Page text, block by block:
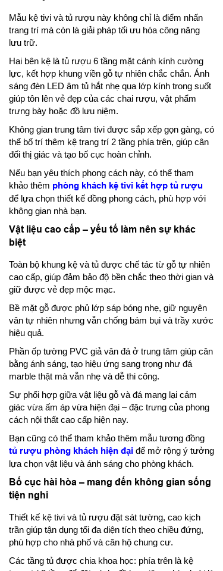
Mẫu kệ tivi và tủ rượu này không chỉ là điểm nhấn
trang trí mà còn là giải pháp tối ưu hóa công năng
lưu trữ.
Hai bên kệ là tủ rượu 6 tầng mặt cánh kính cường
lực, kết hợp khung viền gỗ tự nhiên chắc chắn. Ánh
sáng đèn LED âm tủ hắt nhẹ qua lớp kính trong suốt
giúp tôn lên vẻ đẹp của các chai rượu, vật phẩm
trưng bày hoặc đồ lưu niệm.
Không gian trung tâm tivi được sắp xếp gọn gàng, có
thể bố trí thêm kệ trang trí 2 tầng phía trên, giúp cân
đối thị giác và tạo bố cục hoàn chỉnh.
Nếu bạn yêu thích phong cách này, có thể tham
khảo thêm phòng khách kệ tivi kết hợp tủ rượu
để lựa chọn thiết kế đồng phong cách, phù hợp với
không gian nhà bạn.
Vật liệu cao cấp – yếu tố làm nên sự khác
biệt
Toàn bộ khung kệ và tủ được chế tác từ gỗ tự nhiên
cao cấp, giúp đảm bảo độ bền chắc theo thời gian và
giữ được vẻ đẹp mộc mạc.
Bề mặt gỗ được phủ lớp sáp bóng nhẹ, giữ nguyên
vân tự nhiên nhưng vẫn chống bám bụi và trầy xước
hiệu quả.
Phần ốp tường PVC giả vân đá ở trung tâm giúp cân
bằng ánh sáng, tạo hiệu ứng sang trọng như đá
marble thật mà vẫn nhẹ và dễ thi công.
Sự phối hợp giữa vật liệu gỗ và đá mang lại cảm
giác vừa ấm áp vừa hiện đại – đặc trưng của phong
cách nội thất cao cấp hiện nay.
Bạn cũng có thể tham khảo thêm mẫu tương đồng
tủ rượu phòng khách hiện đại để mở rộng ý tưởng
lựa chọn vật liệu và ánh sáng cho phòng khách.
Bố cục hài hòa – mang đến không gian sống
tiện nghi
Thiết kế kệ tivi và tủ rượu đặt sát tường, cao kịch
trần giúp tận dụng tối đa diện tích theo chiều đứng,
phù hợp cho nhà phố và căn hộ chung cư.
Các tầng tủ được chia khoa học: phía trên là kệ